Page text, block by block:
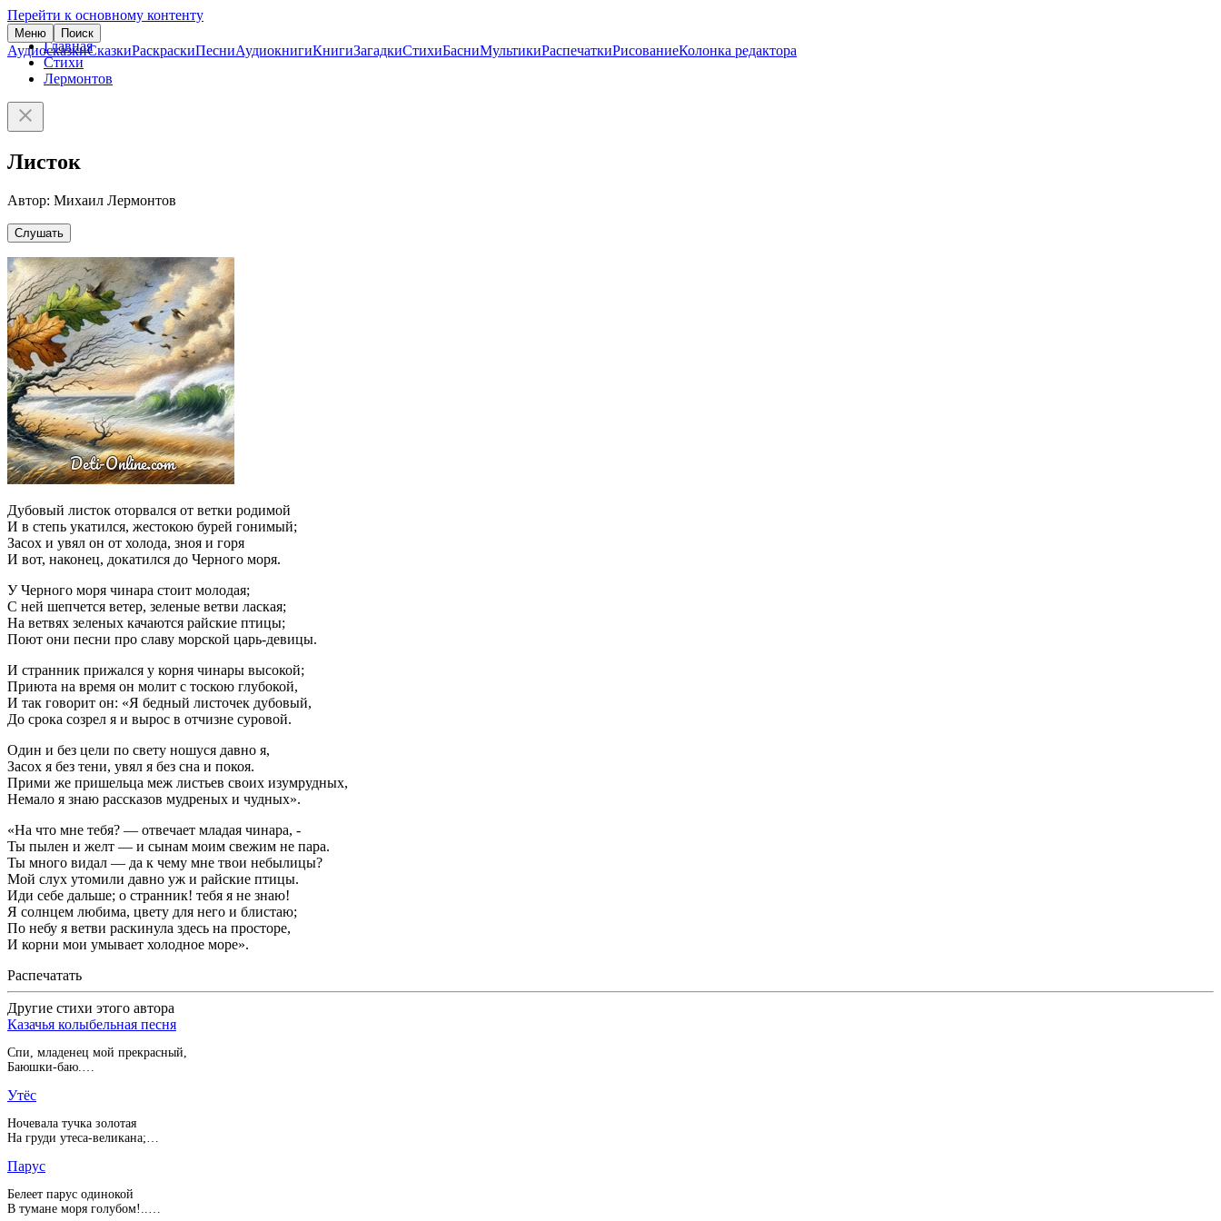
Перейти к основному контенту
Меню Поиск
АудиосказкиСказкиРаскраскиПесниАудиокнигиКнигиЗагадкиСтихиБасниМультикиРаспечаткиРисованиеКолонка редактора
Главная
Стихи
Лермонтов
Листок
Автор: Михаил Лермонтов
Слушать
Дубовый листок оторвался от ветки родимой
И в степь укатился, жестокою бурей гонимый;
Засох и увял он от холода, зноя и горя
И вот, наконец, докатился до Черного моря.
У Черного моря чинара стоит молодая;
С ней шепчется ветер, зеленые ветви лаская;
На ветвях зеленых качаются райские птицы;
Поют они песни про славу морской царь-девицы.
И странник прижался у корня чинары высокой;
Приюта на время он молит с тоскою глубокой,
И так говорит он: «Я бедный листочек дубовый,
До срока созрел я и вырос в отчизне суровой.
Один и без цели по свету ношуся давно я,
Засох я без тени, увял я без сна и покоя.
Прими же пришельца меж листьев своих изумрудных,
Немало я знаю рассказов мудреных и чудных».
«На что мне тебя? — отвечает младая чинара, -
Ты пылен и желт — и сынам моим свежим не пара.
Ты много видал — да к чему мне твои небылицы?
Мой слух утомили давно уж и райские птицы.
Иди себе дальше; о странник! тебя я не знаю!
Я солнцем любима, цвету для него и блистаю;
По небу я ветви раскинула здесь на просторе,
И корни мои умывает холодное море».
Распечатать
Другие стихи этого автора
Казачья колыбельная песня
Спи, младенец мой прекрасный,
Баюшки-баю.…
Утёс
Ночевала тучка золотая
На груди утеса-великана;…
Парус
Белеет парус одинокой
В тумане моря голубом!..…